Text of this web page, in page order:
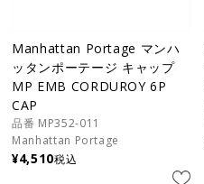
Manhattan Portage マンハ
ッタンポーテージ キャップ
MP EMB CORDUROY 6P
CAP
品番 MP352-011
Manhattan Portage
¥4,510税込